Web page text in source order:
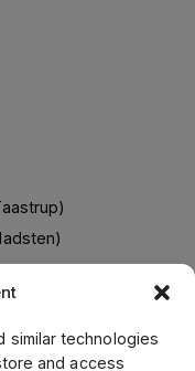
similar technologies
and access